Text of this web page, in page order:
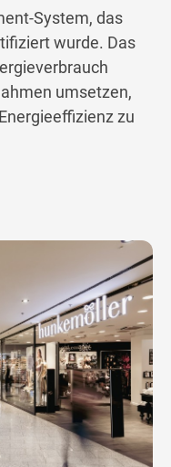
System, das
wurde. Das
umsetzen,
zu